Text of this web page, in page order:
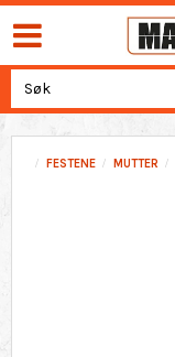
FESTENE MUTTER